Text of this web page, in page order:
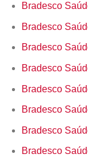
Bradesco
Bradesco
Bradesco
Bradesco
Bradesco
Bradesco
Bradesco
Bradesco